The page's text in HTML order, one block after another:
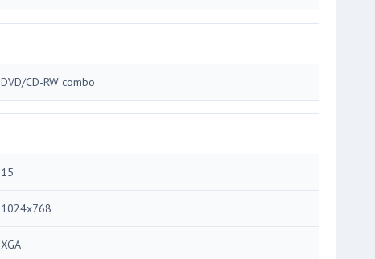
DVD/CD-RW combo
15
1024x768
XGA